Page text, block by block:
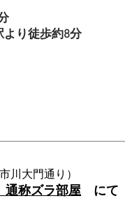
より徒歩約8分
川大門通り）
称ズラ部屋 にて